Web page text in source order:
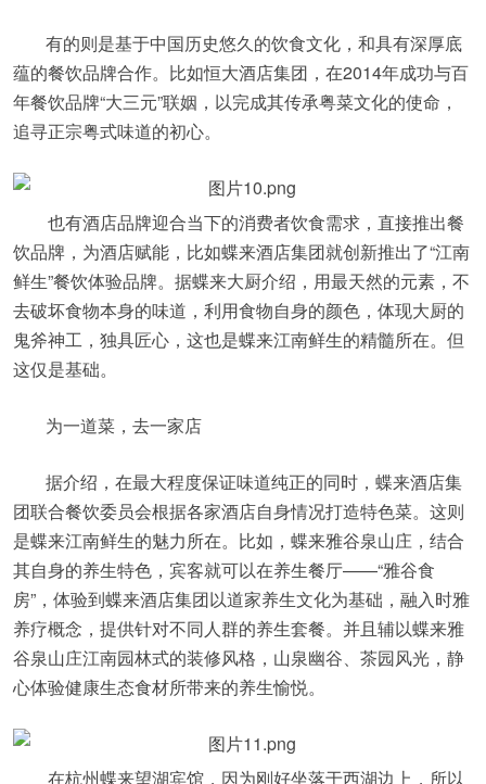
有的则是基于中国历史悠久的饮食文化，和具有深厚底
蕴的餐饮品牌合作。比如恒大酒店集团，在2014年成功与百
年餐饮品牌“大三元”联姻，以完成其传承粤菜文化的使命，
追寻正宗粤式味道的初心。
也有酒店品牌迎合当下的消费者饮食需求，直接推出餐
饮品牌，为酒店赋能，比如蝶来酒店集团就创新推出了“江南
鲜生”餐饮体验品牌。据蝶来大厨介绍，用最天然的元素，不
去破坏食物本身的味道，利用食物自身的颜色，体现大厨的
鬼斧神工，独具匠心，这也是蝶来江南鲜生的精髓所在。但
这仅是基础。
为一道菜，去一家店
据介绍，在最大程度保证味道纯正的同时，蝶来酒店集
团联合餐饮委员会根据各家酒店自身情况打造特色菜。这则
是蝶来江南鲜生的魅力所在。比如，蝶来雅谷泉山庄，结合
其自身的养生特色，宾客就可以在养生餐厅——“雅谷食
房”，体验到蝶来酒店集团以道家养生文化为基础，融入时雅
养疗概念，提供针对不同人群的养生套餐。并且辅以蝶来雅
谷泉山庄江南园林式的装修风格，山泉幽谷、茶园风光，静
心体验健康生态食材所带来的养生愉悦。
在杭州蝶来望湖宾馆，因为刚好坐落于西湖边上，所以